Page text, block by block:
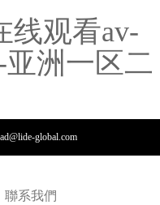
线观看av-
洲一区二
global.com
聯系我們